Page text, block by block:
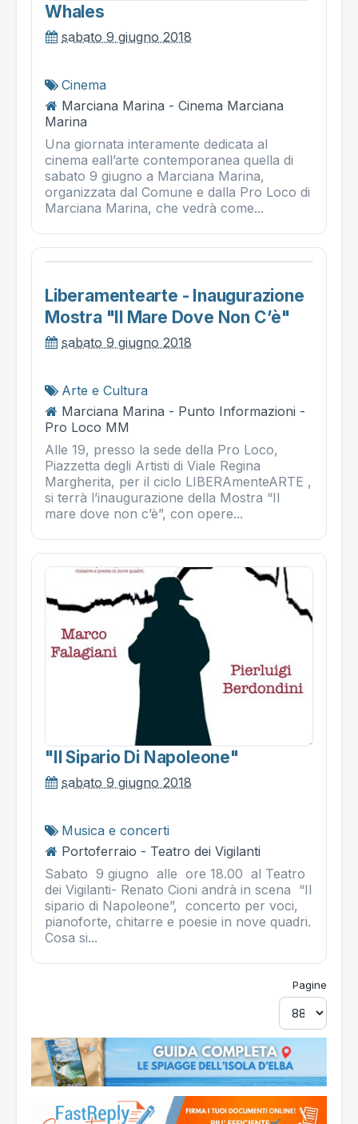
Whales
sabato 9 giugno 2018
Cinema
Marciana Marina - Cinema Marciana
Marina
Una giornata interamente dedicata al
cinema eall’arte contemporanea quella di
sabato 9 giugno a Marciana Marina,
organizzata dal Comune e dalla Pro Loco di
Marciana Marina, che vedrà come...
Liberamentearte - Inaugurazione
Mostra "il Mare Dove Non C’è"
sabato 9 giugno 2018
Arte e Cultura
Marciana Marina - Punto Informazioni -
Pro Loco MM
Alle 19, presso la sede della Pro Loco,
Piazzetta degli Artisti di Viale Regina
Margherita, per il ciclo LIBERAmenteARTE ,
si terrà l’inaugurazione della Mostra “Il
mare dove non c’è”, con opere...
"il Sipario Di Napoleone"
sabato 9 giugno 2018
Musica e concerti
Portoferraio - Teatro dei Vigilanti
Sabato 9 giugno alle ore 18.00 al Teatro
dei Vigilanti- Renato Cioni andrà in scena “Il
sipario di Napoleone”, concerto per voci,
pianoforte, chitarre e poesie in nove quadri.
Cosa si...
Pagine